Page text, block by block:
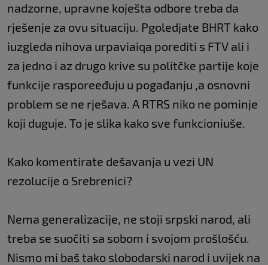
nadzorne, upravne koješta odbore treba da
rješenje za ovu situaciju. Pgoledjate BHRT kako
iuzgleda nihova urpaviaiqa porediti s FTV ali i
za jedno i az drugo krive su politčke partije koje
funkcije rasporeeđuju u pogađanju ,a osnovni
problem se ne rješava. A RTRS niko ne pominje
koji duguje. To je slika kako sve funkcioniuše.
Kako komentirate dešavanja u vezi UN
rezolucije o Srebrenici?
Nema generalizacije, ne stoji srpski narod, ali
treba se suočiti sa sobom i svojom prošlošću.
Nismo mi baš tako slobodarski narod i uvijek na